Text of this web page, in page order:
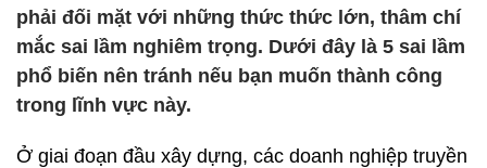
phải đối mặt với những thức thức lớn, thâm chí
mắc sai lầm nghiêm trọng. Dưới đây là 5 sai lầm
phổ biến nên tránh nếu bạn muốn thành công
trong lĩnh vực này.
Ở giai đoạn đầu xây dựng, các doanh nghiệp truyền